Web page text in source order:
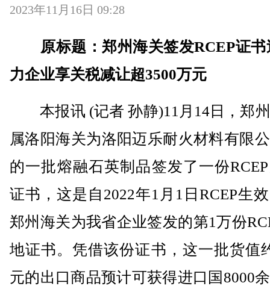
2023年11月16日 09:28
原标题：郑州海关签发RCEP证书
力企业享关税减让超3500万元
本报讯 (记者 孙静)11月14日，郑
属洛阳海关为洛阳迈乐耐火材料有限
的一批熔融石英制品签发了一份
证书，这是自2022年1月1日RCEP生
郑州海关为我省企业签发的第1万份
地证书。凭借该份证书，这一批货值
元的出口商品预计可获得进口国8000